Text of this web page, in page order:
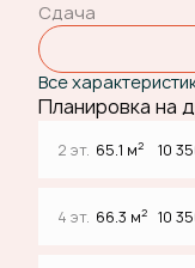
Сдача
Все
Планировка на
2 эт. 65.1 м2 10
4 эт. 66.3 м2 10